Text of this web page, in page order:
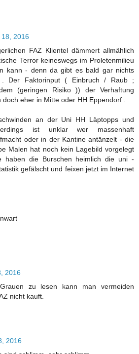
2016
FAZ Klientel dämmert allmählich
Terror keineswegs im Proletenmilieu
kann - denn da gibt es bald gar nichts
Der Faktorinput ( Einbruch / Raub ;
(geringen Risiko )) der Verhaftung
eher in Mitte oder HH Eppendorf .
an der Uni HH Läptopps und
ist unklar wer massenhaft
oder in der Kantine antänzelt - die
Malen hat noch kein Lagebild vorgelegt
haben die Burschen heimlich die uni -
gefälscht und feixen jetzt im Internet
2016
zu lesen kann man vermeiden
nicht kauft.
2016